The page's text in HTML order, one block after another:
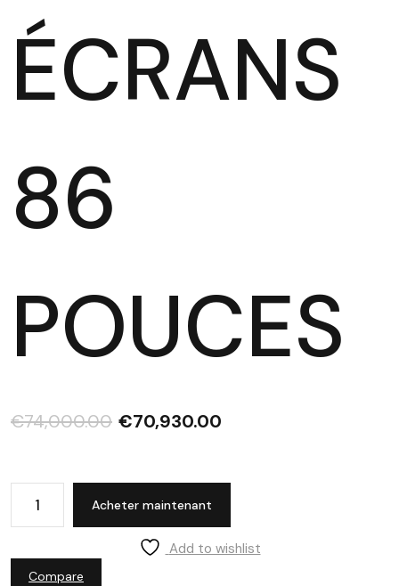
ÉCRANS
86
POUCES
€74,000.00 €70,930.00
Acheter maintenant
Add to wishlist
Compare